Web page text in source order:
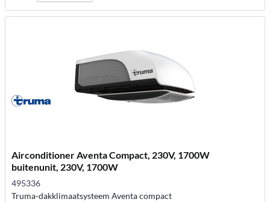
Airconditioner Aventa Compact, 230V, 1700W
buitenunit, 230V, 1700W
495336
Truma-dakklimaatsysteem Aventa compact